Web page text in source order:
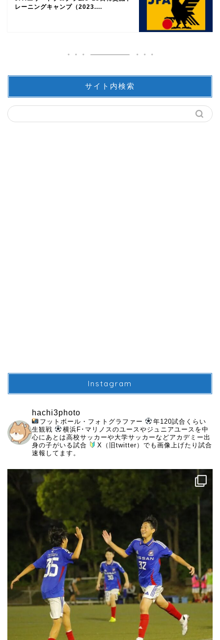
レーニングキャンプ（2023....
サイト内検索
Instagram
hachi3photo
フットボール・フォトグラファー
年120試合くらい
生観戦
横浜F･マリノスのユースやジュニアユースを中
心にあとは高校サッカーや大学サッカーなどアカデミー出
身の子がいる試合
X（旧twitter）でも画像上げたり試合
速報してます。